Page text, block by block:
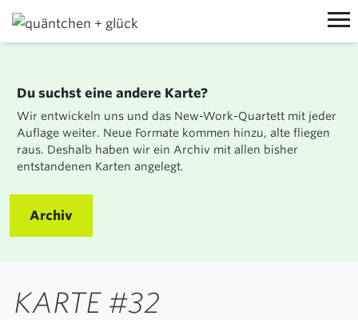
PROZESSE
WORKSHOPS
EVENTS
VON UNS LERNEN
TRAININGS
VORTRÄGE
ÜBER UNS
MANIFEST
TEAM
AKTUELLES
BLOG
+49 (0) 6151 850 798 0
KONTAKT
Du suchst eine andere Karte?
Wir entwickeln uns und das New-Work-Quartett mit jeder
Auflage weiter. Neue Formate kommen hinzu, alte fliegen
raus. Deshalb haben wir ein Archiv mit allen bisher
entstandenen Karten angelegt.
Archiv
KARTE #32